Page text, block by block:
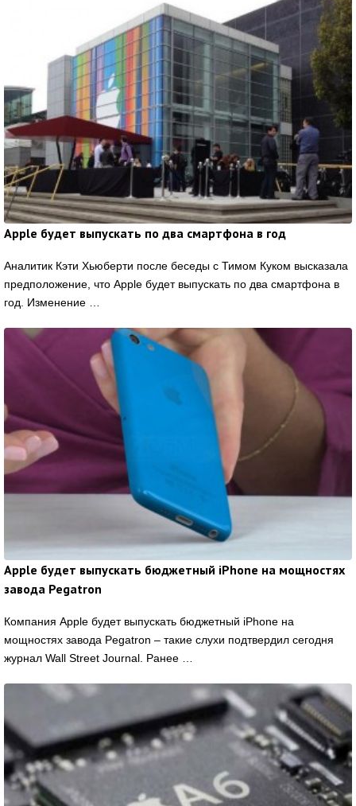
Apple будет выпускать по два смартфона в год
Аналитик Кэти Хьюберти после беседы с Тимом Куком высказала
предположение, что Apple будет выпускать по два смартфона в
год. Изменение …
Apple будет выпускать бюджетный iPhone на мощностях
завода Pegatron
Компания Apple будет выпускать бюджетный iPhone на
мощностях завода Pegatron – такие слухи подтвердил сегодня
журнал Wall Street Journal. Ранее …